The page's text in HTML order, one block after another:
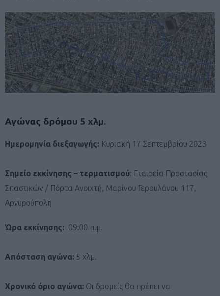
Αγώνας δρόμου 5 χλμ.
Ημερομηνία διεξαγωγής: Κυριακή 17 Σεπτεμβρίου 2023
Σημείο εκκίνησης – τερματισμού: Εταιρεία Προστασίας
Σπαστικών / Πόρτα Ανοιχτή, Μαρίνου Γερουλάνου 117,
Αργυρούπολη
Ώρα εκκίνησης: 09:00 π.μ.
Απόσταση αγώνα: 5 χλμ.
Χρονικό όριο αγώνα: Οι δρομείς θα πρέπει να